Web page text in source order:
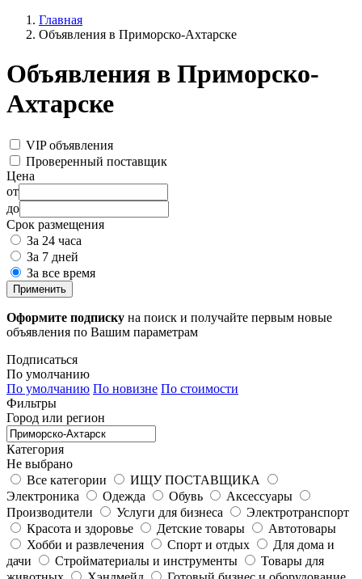
Главная
Объявления в Приморско-Ахтарске
Объявления в Приморско-
Ахтарске
VIP объявления
Проверенный поставщик
Цена
от
до
Срок размещения
За 24 часа
За 7 дней
За все время
Применить
Оформите подписку на поиск и получайте первым новые
объявления по Вашим параметрам
Подписаться
По умолчанию
По умолчанию По новизне По стоимости
Фильтры
Город или регион
Категория
Не выбрано
Все категории
ИЩУ ПОСТАВЩИКА
Электроника
Одежда Обувь
Аксессуары
Производители
Услуги для бизнеса
Электротранспорт
Красота и здоровье
Детские товары
Автотовары
Хобби и развлечения
Спорт и отдых
Для дома и
дачи
Стройматериалы и инструменты
Товары для